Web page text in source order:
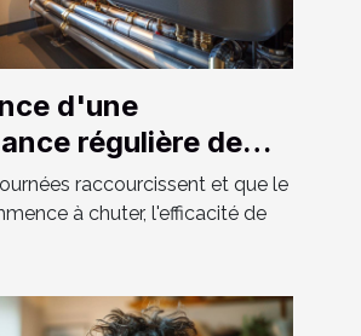
d'une
régulière de
de chauffage
raccourcissent et que le
à chuter, l'efficacité de